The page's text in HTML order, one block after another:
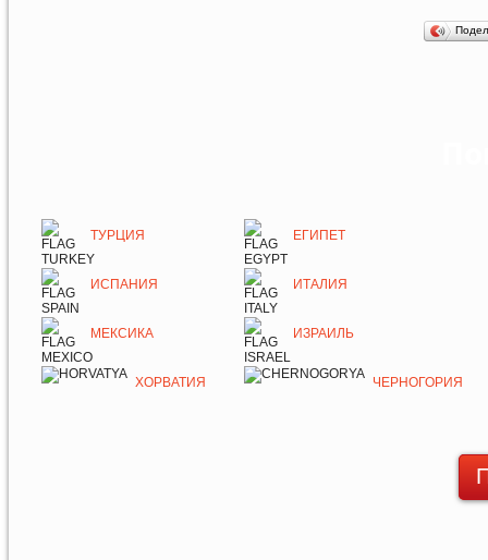
ТУРЦИЯ ЕГИПЕТ
ИСПАНИЯ ИТАЛИЯ
МЕКСИКА ИЗРАИЛЬ
ХОРВАТИЯ ЧЕРНОГОРИЯ